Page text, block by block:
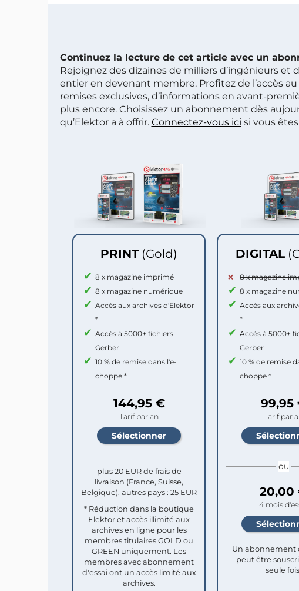
Continuez la lecture de cet article avec un
Rejoignez des dizaines de milliers d’ingénieurs et
entier en devenant membre. Profitez de l’accès
remises exclusives, d’informations en avant-
plus encore. Choisissez un abonnement dès
qu’Elektor a à offrir. Connectez-vous ici si vous
PRINT (Gold)
8 x magazine imprimé
8 x magazine numérique
Accès aux archives d'Elektor
*
Accès à 5000+ fichiers
Gerber
10 % de remise dans l'e-
choppe *
144,95 €
Tarif par an
plus 20 EUR de frais de
livraison (France, Suisse,
Belgique), autres pays : 25 EUR
* Réduction dans la boutique
Elektor et accès illimité aux
archives en ligne pour les
membres titulaires GOLD ou
GREEN uniquement. Les
membres avec abonnement
d'essai ont un accès limité aux
archives.
DIGITAL
8 x magazine
8 x magazine
Accès aux
*
Accès à 5000+
Gerber
10 % de remise
choppe *
99,95
Tarif par
ou
20,00
4 mois
Un abonnement
peut être
seule